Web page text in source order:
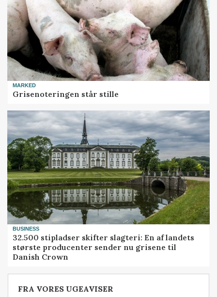
MARKED
Grisenoteringen står stille
BUSINESS
32.500 stipladser skifter slagteri: En af landets
største producenter sender nu grisene til
Danish Crown
FRA VORES UGEAVISER